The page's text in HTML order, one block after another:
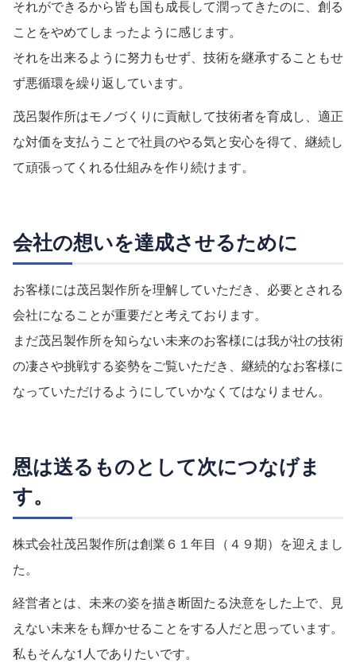
それができるから皆も国も成長して潤ってきたのに、創る
ことをやめてしまったように感じます。
それを出来るように努力もせず、技術を継承することもせ
ず悪循環を繰り返しています。
茂呂製作所はモノづくりに貢献して技術者を育成し、適正
な対価を支払うことで社員のやる気と安心を得て、継続し
て頑張ってくれる仕組みを作り続けます。
会社の想いを達成させるために
お客様には茂呂製作所を理解していただき、必要とされる
会社になることが重要だと考えております。
まだ茂呂製作所を知らない未来のお客様には我が社の技術
の凄さや挑戦する姿勢をご覧いただき、継続的なお客様に
なっていただけるようにしていかなくてはなりません。
恩は送るものとして次につなげま
す。
株式会社茂呂製作所は創業６１年目（４９期）を迎えまし
た。
経営者とは、未来の姿を描き断固たる決意をした上で、見
えない未来をも輝かせることをする人だと思っています。
私もそんな1人でありたいです。